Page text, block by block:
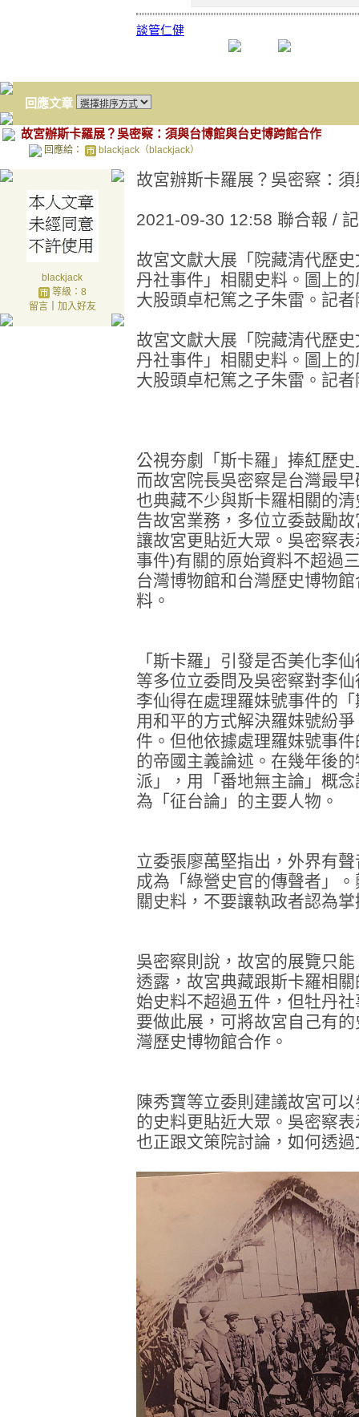
談管仁健
回應文章
故宮辦斯卡羅展？吳密察：須與台博館與台史博跨館合作
回應給： blackjack（blackjack）
blackjack
等級：8
留言｜ 加入好友
故宮辦斯卡羅展？吳密察：
2021-09-30 12:58 聯合報 /
故宮文獻大展「院藏清代歷
丹社事件」相關史料。圖上
大股頭卓杞篤之子朱雷。記
故宮文獻大展「院藏清代歷
丹社事件」相關史料。圖上
大股頭卓杞篤之子朱雷。記
公視夯劇「斯卡羅」捧紅歷
而故宮院長吳密察是台灣最
也典藏不少與斯卡羅相關的
告故宮業務，多位立委鼓勵
讓故宮更貼近大眾。吳密察
事件)有關的原始資料不超過
台灣博物館和台灣歷史博物
料。
「斯卡羅」引發是否美化李
等多位立委問及吳密察對李
李仙得在處理羅妹號事件的
用和平的方式解決羅妹號紛
件。但他依據處理羅妹號事
的帝國主義論述。在幾年後
派」，用「番地無主論」概
為「征台論」的主要人物。
立委張廖萬堅指出，外界有
成為「綠營史官的傳聲者」
關史料，不要讓執政者認為
吳密察則說，故宮的展覽只
透露，故宮典藏跟斯卡羅相
始史料不超過五件，但牡丹
要做此展，可將故宮自己有
灣歷史博物館合作。
陳秀寶等立委則建議故宮可
的史料更貼近大眾。吳密察
也正跟文策院討論，如何透